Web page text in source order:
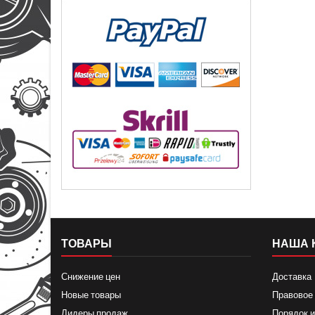
ТОВАРЫ
Снижение цен
Новые товары
НАША
Доставка